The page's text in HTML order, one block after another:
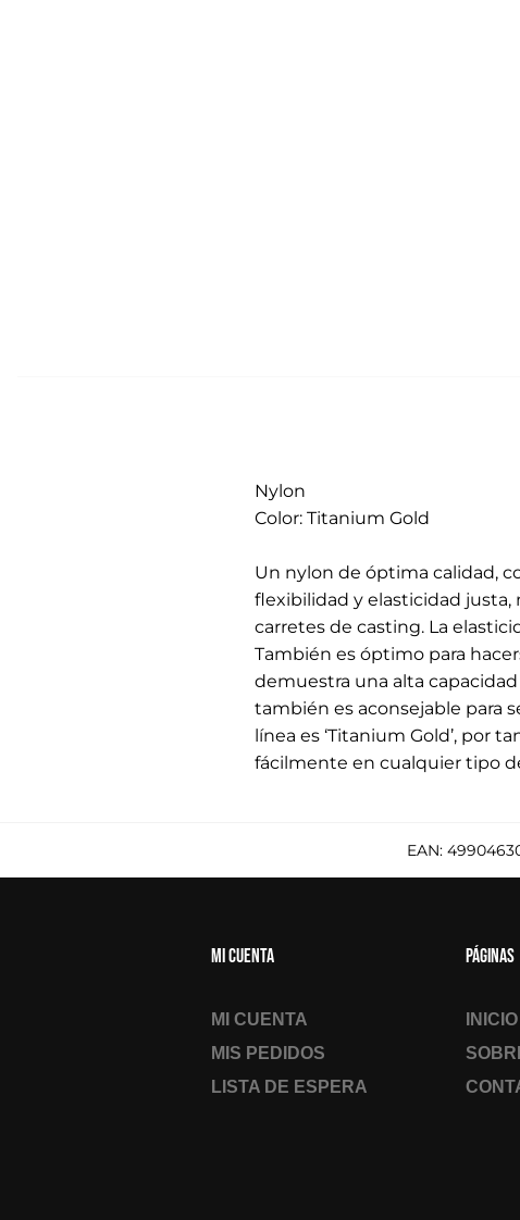
Nylon
Color: Titanium Gold
Un nylon de óptima calidad,
flexibilidad y elasticidad justa,
carretes de casting. La
También es óptimo para
demuestra una alta capacidad
también es aconsejable para
línea es ‘Titanium Gold’, por
fácilmente en cualquier tipo
EAN:
Mi cuenta
MI CUENTA
MIS PEDIDOS
LISTA DE ESPERA
Páginas
INICIO